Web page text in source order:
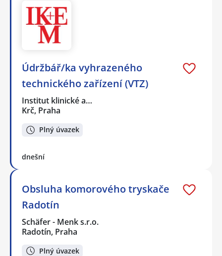
Údržbář/ka vyhrazeného
technického zařízení (VTZ)
Institut klinické a…
Krč, Praha
Plný úvazek
dnešní
Obsluha komorového tryskače
Radotín
Schäfer - Menk s.r.o.
Radotín, Praha
Plný úvazek